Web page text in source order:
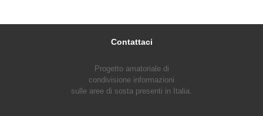
Contattaci
Progetto amatoriale di
condivisione informazioni
sulle aree di sosta presenti in Italia.